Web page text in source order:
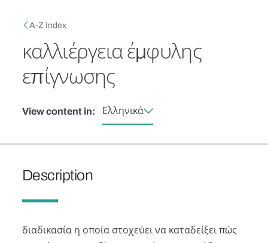
Breadcrumb
A-Z Index
καλλιέργεια έμφυλης
επίγνωσης
View content in: Ελληνικά
Description
διαδικασία η οποία στοχεύει να καταδείξει πώς